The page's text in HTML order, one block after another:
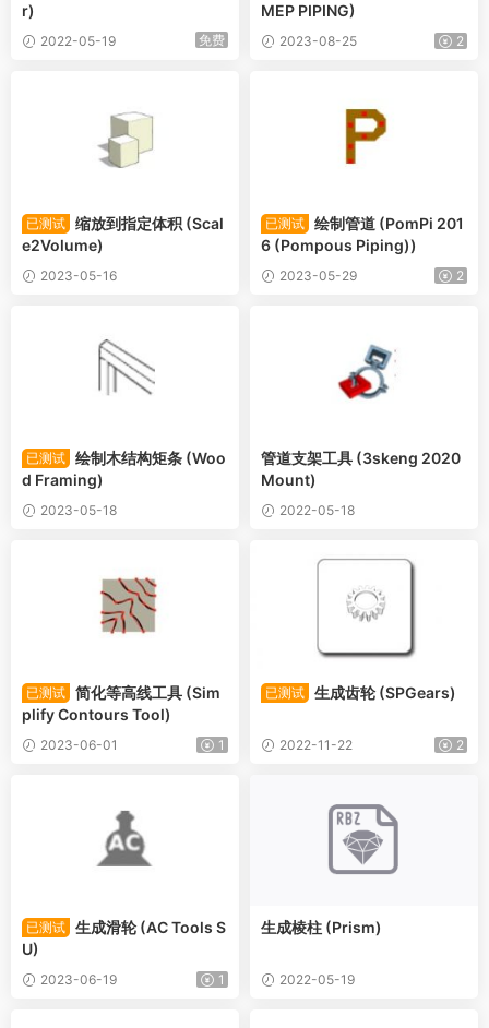
r)
2022-05-19 免费
MEP PIPING)
2023-08-25 2
已测试 缩放到指定体积 (Scal
e2Volume)
2023-05-16
已测试 绘制管道 (PomPi 201
6 (Pompous Piping))
2023-05-29 2
已测试 绘制木结构矩条 (Woo
d Framing)
2023-05-18
管道支架工具 (3skeng 2020
Mount)
2022-05-18
已测试 简化等高线工具 (Sim
plify Contours Tool)
2023-06-01 1
已测试 生成齿轮 (SPGears)
2022-11-22 2
已测试 生成滑轮 (AC Tools S
U)
2023-06-19 1
生成棱柱 (Prism)
2022-05-19